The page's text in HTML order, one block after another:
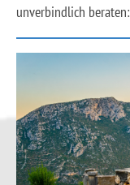
unverbindlich beraten: